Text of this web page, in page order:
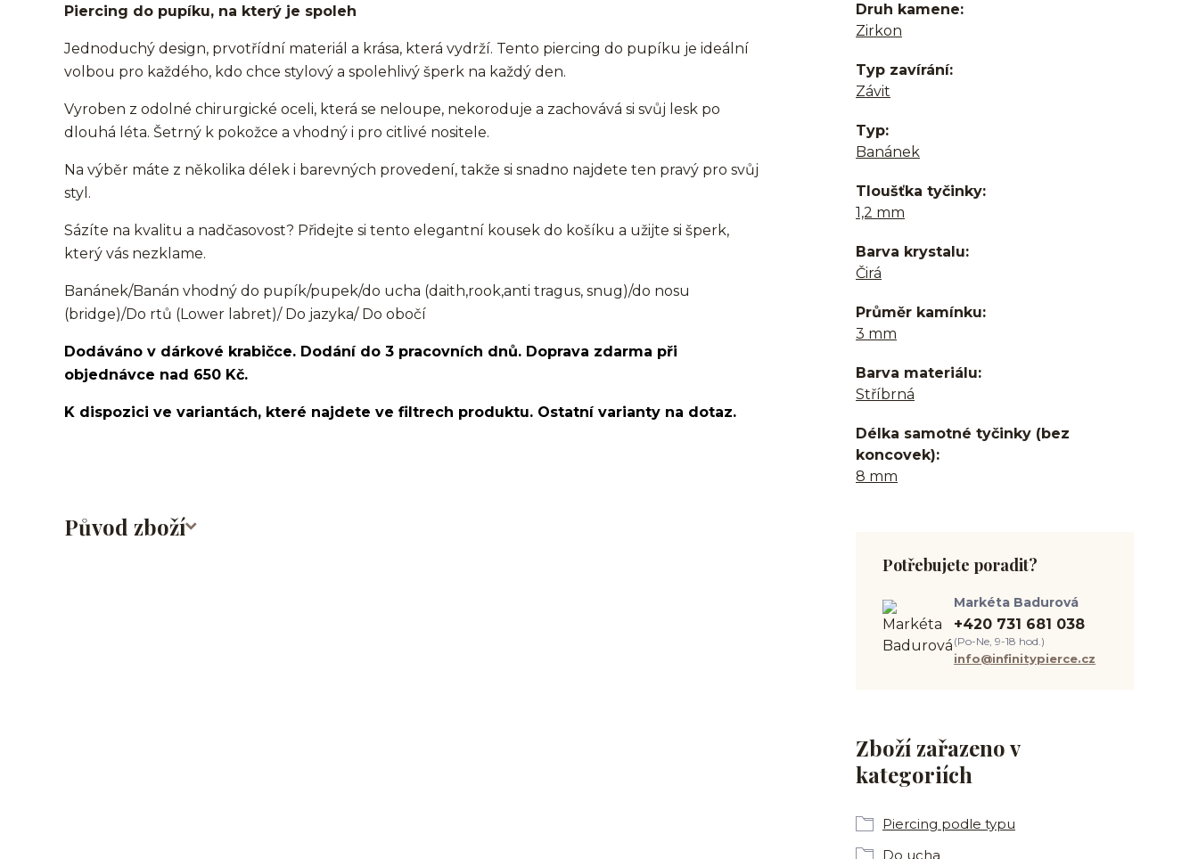
Piercing do pupíku, na který je spoleh
Jednoduchý design, prvotřídní materiál a krása, která vydrží. Tento piercing do pupíku je ideální
volbou pro každého, kdo chce stylový a spolehlivý šperk na každý den.
Vyroben z odolné chirurgické oceli, která se neloupe, nekoroduje a zachovává si svůj lesk po
dlouhá léta. Šetrný k pokožce a vhodný i pro citlivé nositele.
Na výběr máte z několika délek i barevných provedení, takže si snadno najdete ten pravý pro svůj
styl.
Sázíte na kvalitu a nadčasovost? Přidejte si tento elegantní kousek do košíku a užijte si šperk,
který vás nezklame.
Banánek/Banán vhodný do pupík/pupek/do ucha (daith,rook,anti tragus, snug)/do nosu
(bridge)/Do rtů (Lower labret)/ Do jazyka/ Do obočí
Dodáváno v dárkové krabičce. Dodání do 3 pracovních dnů. Doprava zdarma při
objednávce nad 650 Kč.
K dispozici ve variantách, které najdete ve filtrech produktu. Ostatní varianty na dotaz.
Původ zboží
Druh kamene
Zirkon
Typ zavírání
Závit
Typ
Banánek
Tloušťka tyčinky
1,2 mm
Barva krystalu
Čirá
Průměr kamínku
3 mm
Barva materiálu
Stříbrná
Délka samotné tyčinky (bez
koncovek)
8 mm
Zboží zařazeno v
kategoriích
Piercing podle typu
Do ucha
Potřebujete poradit?
Markéta Badurová
+420 731 681 038
(Po-Ne, 9-18 hod.)
info@infinitypierce.cz